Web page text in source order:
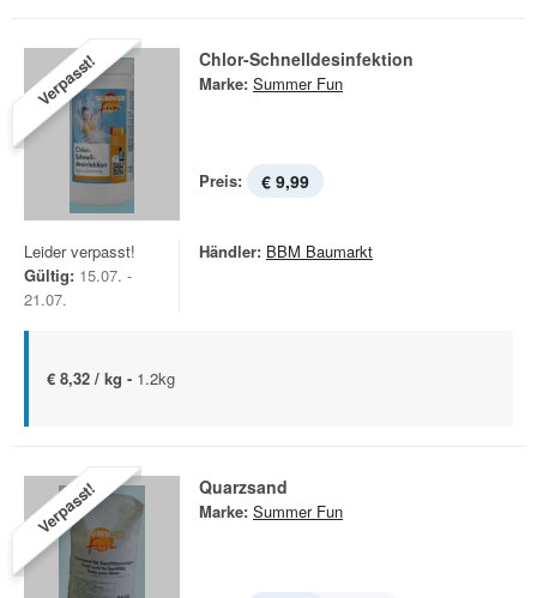
Verpasst! Chlor-Schnelldesinfektion
Marke: Summer Fun
Preis: € 9,99
Leider verpasst!
Gültig: 15.07. -
21.07.
Händler: BBM Baumarkt
€ 8,32 / kg - 1.2kg
Verpasst! Quarzsand
Marke: Summer Fun